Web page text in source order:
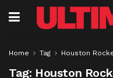
Home Tag Houston
Tag: Houston